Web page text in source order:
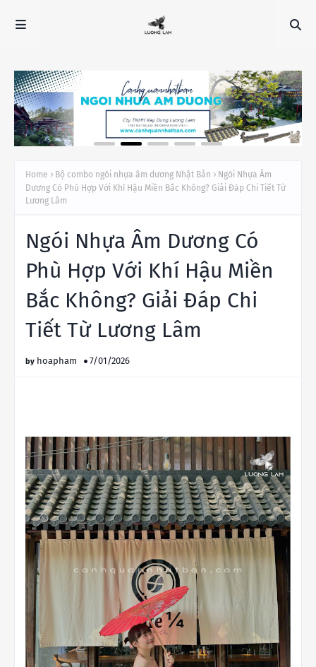
Home Bộ combo ngói nhựa âm dương Nhật Bản
Ngói Nhựa Âm
Dương Có Phù Hợp Với Khí Hậu Miền Bắc Không? Giải Đáp Chi Tiết Từ
Lương Lâm
Ngói Nhựa Âm Dương Có
Phù Hợp Với Khí Hậu Miền
Bắc Không? Giải Đáp Chi
Tiết Từ Lương Lâm
hoapham 7/01/2026